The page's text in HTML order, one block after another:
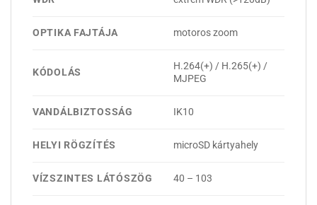
OPTIKA FAJTÁJA motoros zoom
KÓDOLÁS
H.264(+) / H.265(+) /
MJPEG
VANDÁLBIZTOSSÁG IK10
HELYI RÖGZÍTÉS microSD kártyahely
VÍZSZINTES LÁTÓSZÖG 40 – 103